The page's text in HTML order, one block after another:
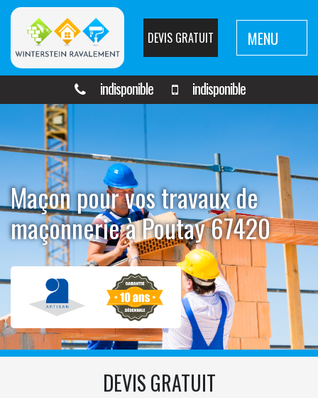
DEVIS GRATUIT MENU
indisponible indisponible
Maçon pour vos travaux de
maçonnerie à Poutay 67420
DEVIS GRATUIT